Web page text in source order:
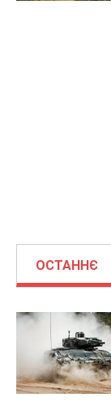
ОСТАННЄ